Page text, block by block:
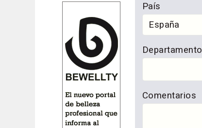
País
Departamento
Comentarios